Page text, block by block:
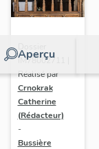
Aperçu
IM78002711 |
Réalisé par
Crnokrak
Catherine
(Rédacteur)
-
Bussière